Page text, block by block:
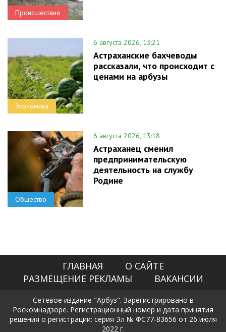
Происшествия
Экономика
6 августа 2026, 13:21
Астраханские бахчеводы
рассказали, что происходит с
ценами на арбузы
Общество
6 августа 2026, 13:18
Астраханец сменил
предпринимательскую
деятельность на службу
Родине
ГЛАВНАЯ
О САЙТЕ
РАЗМЕЩЕНИЕ РЕКЛАМЫ
ВАКАНСИИ
Сетевое издание "Арбуз". Зарегистрировано в
Роскомнадзоре. Регистрационный номер и дата принятия
решения о регистрации: серия Эл № ФС77-83656 от 26 июля
2022 г.